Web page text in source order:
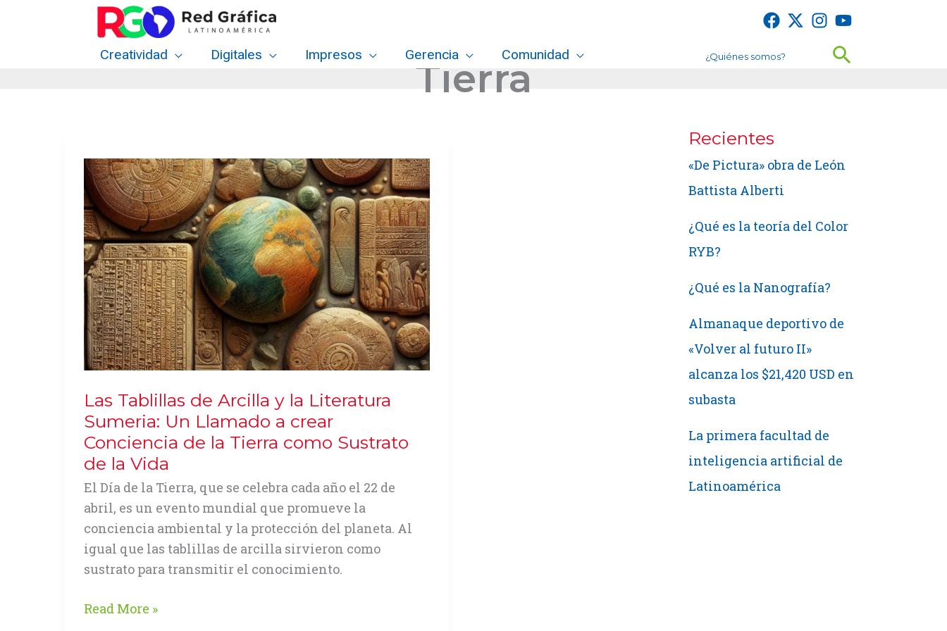
Creatividad Digitales Impresos Gerencia Comunidad ¿Quiénes somos? Buscar
Tierra
Las Tablillas de Arcilla y la Literatura
Sumeria: Un Llamado a crear
Conciencia de la Tierra como Sustrato
de la Vida
El Día de la Tierra, que se celebra cada año el 22 de
abril, es un evento mundial que promueve la
conciencia ambiental y la protección del planeta. Al
igual que las tablillas de arcilla sirvieron como
sustrato para transmitir el conocimiento.
Las
Read More »
Recientes
«De Pictura» obra de León
Battista Alberti
¿Qué es la teoría del Color
RYB?
¿Qué es la Nanografía?
Almanaque deportivo de
«Volver al futuro II»
alcanza los $21,420 USD en
subasta
La primera facultad de
inteligencia artificial de
Latinoamérica